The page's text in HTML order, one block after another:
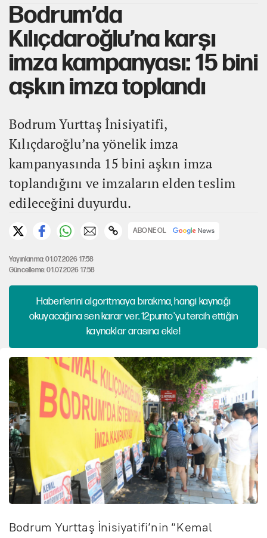
Bodrum’da
Kılıçdaroğlu’na karşı
imza kampanyası: 15 bini
aşkın imza toplandı
Bodrum Yurttaş İnisiyatifi,
Kılıçdaroğlu’na yönelik imza
kampanyasında 15 bini aşkın imza
toplandığını ve imzaların elden teslim
edileceğini duyurdu.
ABONE OL
Yayınlanma: 01.07.2026 17:58
Güncelleme: 01.07.2026 17:58
Haberlerini algoritmaya bırakma, hangi kaynağı
okuyacağına sen karar ver. 12punto'yu tercih ettiğin
kaynaklar arasına ekle!
Bodrum Yurttaş İnisiyatifi’nin “Kemal